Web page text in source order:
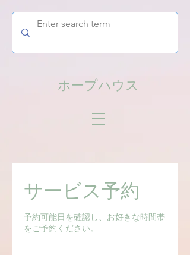
ホープハウス
サービス予約
予約可能日を確認し、お好きな時間帯
をご予約ください。